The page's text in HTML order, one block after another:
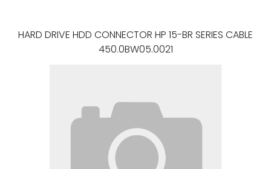
HARD DRIVE HDD CONNECTOR HP 15-BR SERIES CABLE
450.0BW05.0021